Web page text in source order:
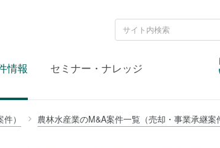
情報 セミナー・ナレッジ
） 農林水産業のM&A案件一覧（売却・事業承継案